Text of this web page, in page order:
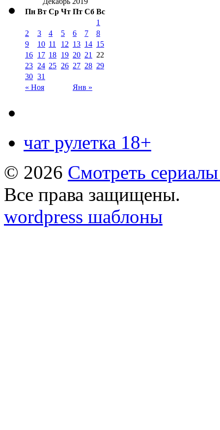
Пн Вт Ср Чт Пт Сб Вс
« Ноя Янв »
1
2
3 4 5 6 7
8
9
10 11 12 13 14 15
16 17 18 19 20 21
22
23 24 25 26 27 28 29
30 31
чат рулетка 18+
© 2026 Смотреть
Все права защищены.
wordpress шаблоны